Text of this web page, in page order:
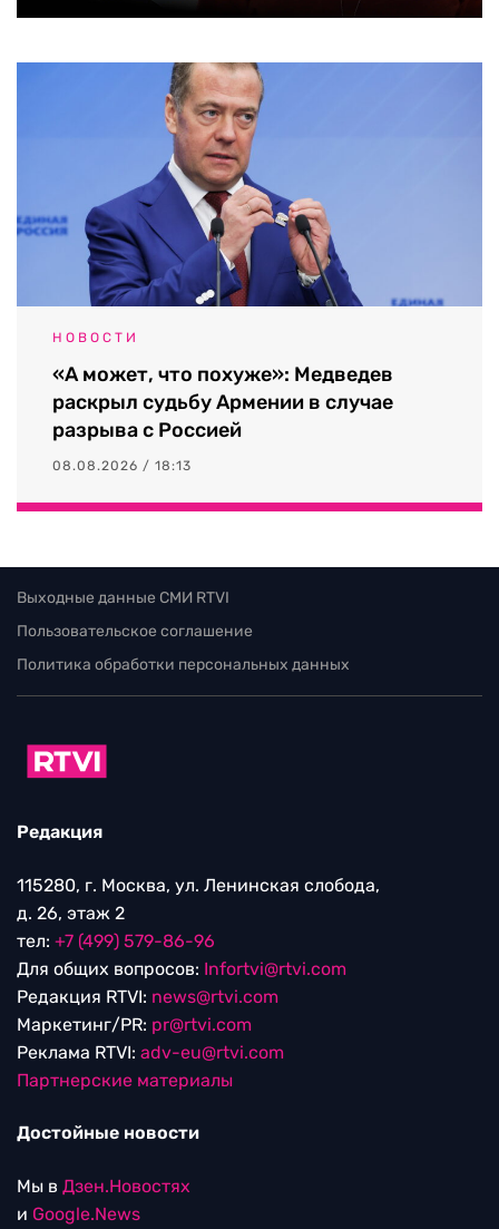
НОВОСТИ
«А может, что похуже»: Медведев
раскрыл судьбу Армении в случае
разрыва с Россией
08.08.2026 / 18:13
Выходные данные СМИ RTVI
Пользовательское соглашение
Политика обработки персональных данных
Редакция
115280, г. Москва, ул. Ленинская слобода,
д. 26, этаж 2
тел: +7 (499) 579-86-96
Для общих вопросов: Infortvi@rtvi.com
Редакция RTVI: news@rtvi.com
Маркетинг/PR: pr@rtvi.com
Реклама RTVI: adv-eu@rtvi.com
Партнерские материалы
Достойные новости
Мы в Дзен.Новостях
и Google.News